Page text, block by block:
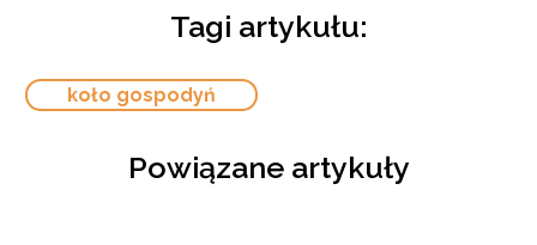
Tagi artykułu:
koło gospodyń
Powiązane artykuły